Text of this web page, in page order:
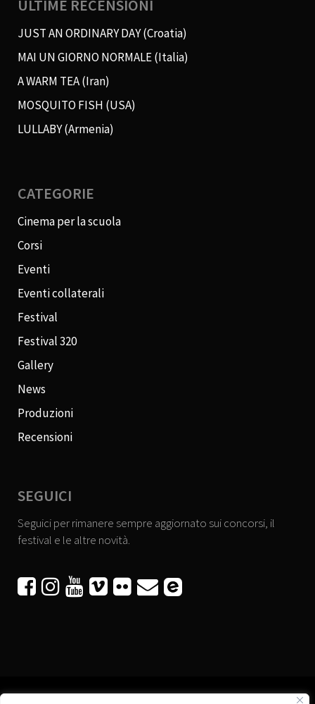
ULTIME RECENSIONI
JUST AN ORDINARY DAY (Croatia)
MAI UN GIORNO NORMALE (Italia)
A WARM TEA (Iran)
MOSQUITO FISH (USA)
LULLABY (Armenia)
CATEGORIE
Cinema per la scuola
Corsi
Eventi
Eventi collaterali
Festival
Festival 320
Gallery
News
Produzioni
Recensioni
SEGUICI
Seguici per rimanere sempre aggiornato sui concorsi, il
festival e le altre novità.
     